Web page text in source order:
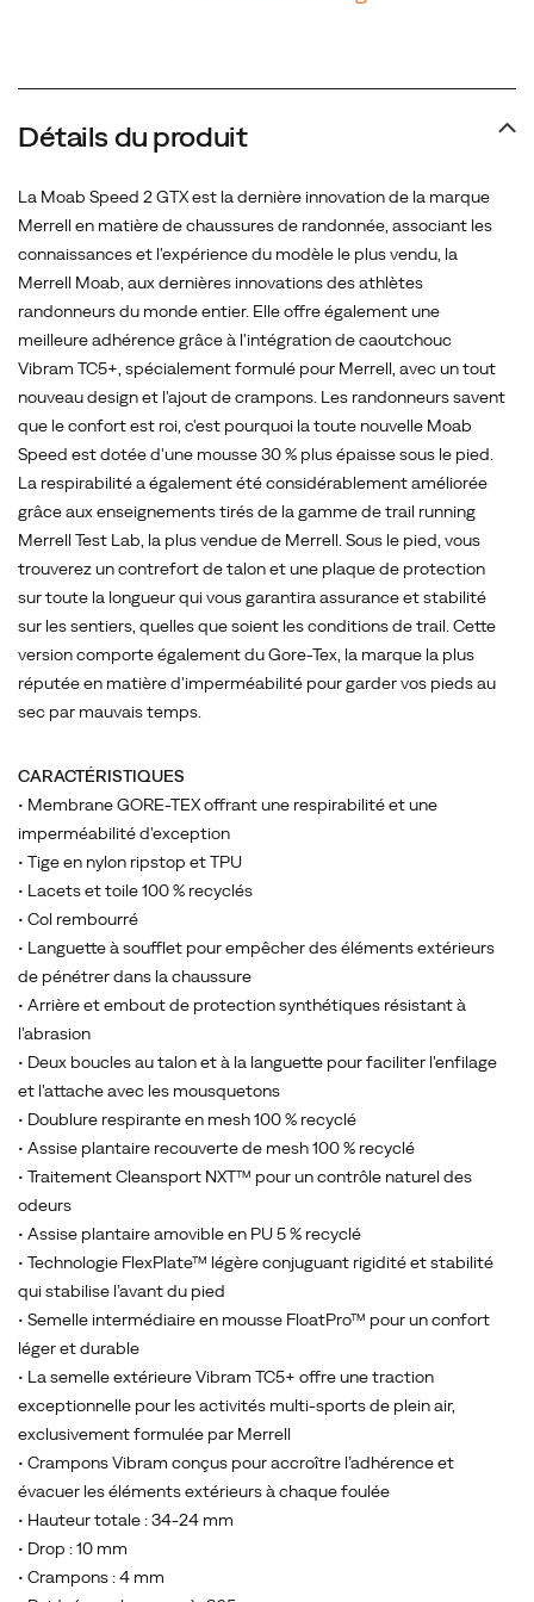
que
confort
roi,
c'est
pourquoi
la
toute
nouvelle
Moab
Speed
est
dotée
d'une
mousse
30
%
plus
épaisse
sous
le
pied.
respirabilité
a
également
été
considérablement
améliorée
grâce
aux
enseignements
tirés
de
la
gamme
de
trail
running
Merrell
Test
Lab,
la
plus
vendue
de
Merrell.
Sous
le
pied,
vous
trouverez
Détails du produit
La Moab Speed 2 GTX est la dernière innovation de la marque
Merrell en matière de chaussures de randonnée, associant les
connaissances et l'expérience du modèle le plus vendu, la
Merrell Moab, aux dernières innovations des athlètes
randonneurs du monde entier. Elle offre également une
meilleure adhérence grâce à l'intégration de caoutchouc
Vibram TC5+, spécialement formulé pour Merrell, avec un tout
nouveau design et l'ajout de crampons. Les randonneurs savent
que le confort est roi, c'est pourquoi la toute nouvelle Moab
Speed est dotée d'une mousse 30 % plus épaisse sous le pied.
La respirabilité a également été considérablement améliorée
grâce aux enseignements tirés de la gamme de trail running
Merrell Test Lab, la plus vendue de Merrell. Sous le pied, vous
trouverez un contrefort de talon et une plaque de protection
sur toute la longueur qui vous garantira assurance et stabilité
sur les sentiers, quelles que soient les conditions de trail. Cette
version comporte également du Gore-Tex, la marque la plus
réputée en matière d'imperméabilité pour garder vos pieds au
sec par mauvais temps.
CARACTÉRISTIQUES
• Membrane GORE-TEX offrant une respirabilité et une
imperméabilité d'exception
• Tige en nylon ripstop et TPU
• Lacets et toile 100 % recyclés
• Col rembourré
• Languette à soufflet pour empêcher des éléments extérieurs
de pénétrer dans la chaussure
• Arrière et embout de protection synthétiques résistant à
l'abrasion
• Deux boucles au talon et à la languette pour faciliter l'enfilage
et l'attache avec les mousquetons
• Doublure respirante en mesh 100 % recyclé
• Assise plantaire recouverte de mesh 100 % recyclé
• Traitement Cleansport NXT™ pour un contrôle naturel des
odeurs
• Assise plantaire amovible en PU 5 % recyclé
• Technologie FlexPlate™ légère conjuguant rigidité et stabilité
qui stabilise l’avant du pied
• Semelle intermédiaire en mousse FloatPro™ pour un confort
léger et durable
• La semelle extérieure Vibram TC5+ offre une traction
exceptionnelle pour les activités multi-sports de plein air,
exclusivement formulée par Merrell
• Crampons Vibram conçus pour accroître l’adhérence et
évacuer les éléments extérieurs à chaque foulée
• Hauteur totale : 34-24 mm
• Drop : 10 mm
• Crampons : 4 mm